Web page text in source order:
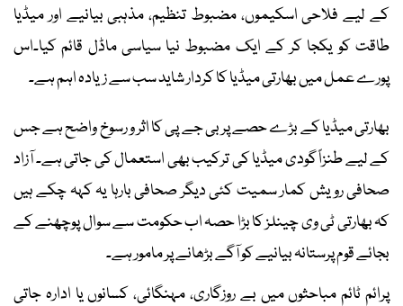
کے لیے فلاحی اسکیموں، مضبوط تنظیم، مذہبی بیانیے اور میڈیا
طاقت کو یکجا کر کے ایک مضبوط نیا سیاسی ماڈل قائم کیا۔اس
پورے عمل میں بھارتی میڈیا کا کردار شاید سب سے زیادہ اہم ہے۔
بھارتی میڈیا کے بڑے حصے پر بی جے پی کا اثر و رسوخ واضح ہے جس
کے لیے طنزاً گودی میڈیا کی ترکیب بھی استعمال کی جاتی ہے۔ آزاد
صحافی رویش کمار سمیت کئی دیگر صحافی بارہا یہ کہہ چکے ہیں
کہ بھارتی ٹی وی چینلز کا بڑا حصہ اب حکومت سے سوال پوچھنے کے
بجائے قوم پرستانہ بیانیے کو آگے بڑھانے پر مامور ہے۔
پرائم ٹائم مباحثوں میں بے روزگاری، مہنگائی، کسانوں یا ادارہ جاتی